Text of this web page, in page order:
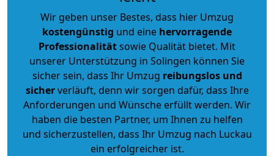
Wir geben unser Bestes, dass hier Umzug
kostengünstig und eine hervorragende
Professionalitätsowie Qualität bietet. Mit
unserer Unterstützung in Solingen können Sie
sicher sein, dass Ihr Umzug reibungslos und
sicherverläuft, denn wir sorgen dafür, dass Ihre
Anforderungen und Wünsche erfüllt werden. Wir
haben die besten Partner, um Ihnen zu helfen
und sicherzustellen, dass Ihr Umzug nach Luckau
ein erfolgreicher ist.